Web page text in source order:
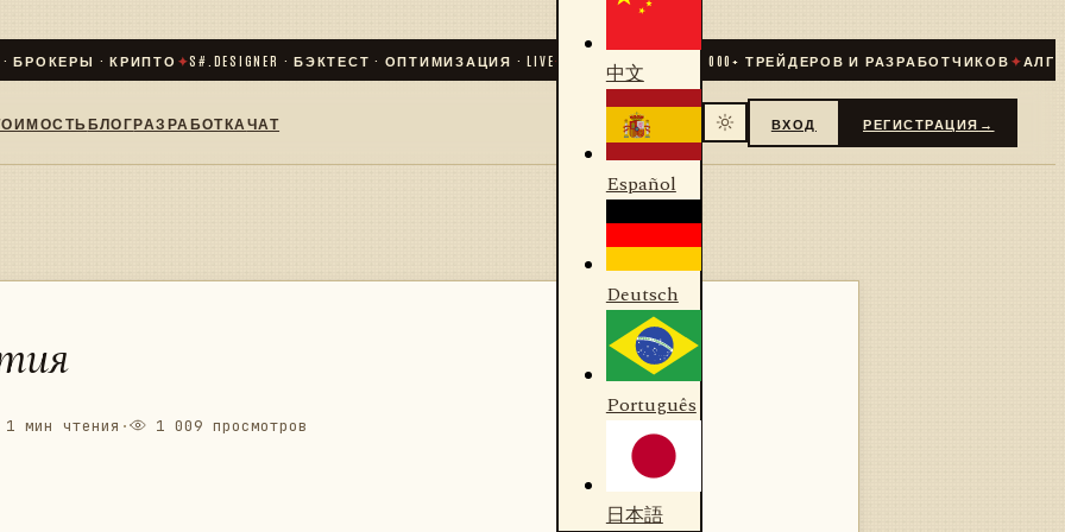
· КРИПТО✦S#.DESIGNER · БЭКТЕСТ · ОПТИМИЗАЦИЯ · LIVE ✦СООБЩЕСТВО + ТРЕЙДЕРОВ И РАЗРАБОТЧИКОВ✦
БЛОГРАЗРАБОТКАЧАТ
中文
Español
Deutsch
Português
日本語
ВХОД РЕГИСТРАЦИЯ →
1 мин чтения · 1 009 просмотров